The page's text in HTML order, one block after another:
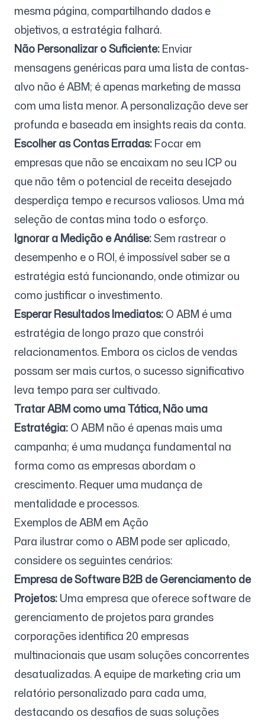
mesma página, compartilhando dados e
objetivos, a estratégia falhará.
Não Personalizar o Suficiente:Enviar
mensagens genéricas para uma lista de contas-
alvo não é ABM; é apenas marketing de massa
com uma lista menor. A personalização deve ser
profunda e baseada em insights reais da conta.
Escolher as Contas Erradas:Focar em
empresas que não se encaixam no seu ICP ou
que não têm o potencial de receita desejado
desperdiça tempo e recursos valiosos. Uma má
seleção de contas mina todo o esforço.
Ignorar a Medição e Análise:Sem rastrear o
desempenho e o ROI, é impossível saber se a
estratégia está funcionando, onde otimizar ou
como justificar o investimento.
Esperar Resultados Imediatos:O ABM é uma
estratégia de longo prazo que constrói
relacionamentos. Embora os ciclos de vendas
possam ser mais curtos, o sucesso significativo
leva tempo para ser cultivado.
Tratar ABM como uma Tática, Não uma
Estratégia:O ABM não é apenas mais uma
campanha; é uma mudança fundamental na
forma como as empresas abordam o
crescimento. Requer uma mudança de
mentalidade e processos.
Exemplos de ABM em Ação
Para ilustrar como o ABM pode ser aplicado,
considere os seguintes cenários:
Empresa de Software B2B de Gerenciamento de
Projetos:Uma empresa que oferece software de
gerenciamento de projetos para grandes
corporações identifica 20 empresas
multinacionais que usam soluções concorrentes
desatualizadas. A equipe de marketing cria um
relatório personalizado para cada uma,
destacando os desafios de suas soluções